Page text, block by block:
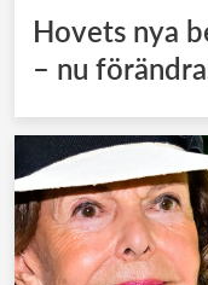
Hovets nya
– nu